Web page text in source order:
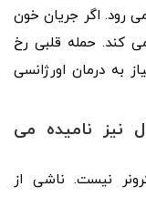
رود. اگر جریان خون
کند. حمله قلبی رخ
به درمان اورژانسی
نیز نامیده می
نیست. ناشی از